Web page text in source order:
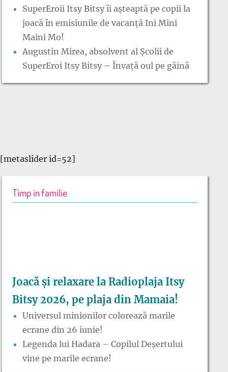
SuperEroii Itsy Bitsy îi așteaptă pe copii la
joacă în emisiunile de vacanță Ini Mini
Maini Mo!
Augustin Mirea, absolvent al Școlii de
SuperEroi Itsy Bitsy – Învață oul pe găină
[metaslider id=52]
Timp in familie
Joacă și relaxare la Radioplaja Itsy
Bitsy 2026, pe plaja din Mamaia!
Universul minionilor colorează marile
ecrane din 26 iunie!
Legenda lui Hadara – Copilul Deșertului
vine pe marile ecrane!